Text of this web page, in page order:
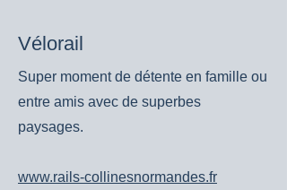
Vélorail
Super moment de détente en famille ou
entre amis avec de superbes
paysages.
www.rails-collinesnormandes.fr